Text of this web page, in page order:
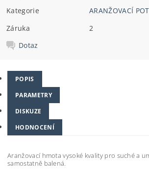
Kategorie
ARANŽOVACÍ
Záruka
2
Dotaz
POPIS
PARAMETRY
DISKUZE
HODNOCENÍ
Aranžovací hmota vysoké kvality pro suché a
samostatně balená.